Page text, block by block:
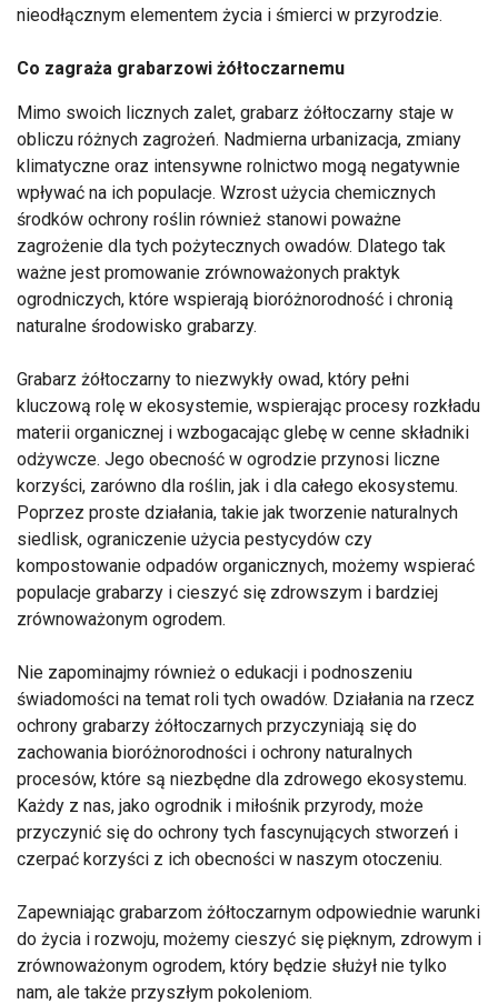
nieodłącznym elementem życia i śmierci w przyrodzie.
Co zagraża grabarzowi żółtoczarnemu
Mimo swoich licznych zalet, grabarz żółtoczarny staje w
obliczu różnych zagrożeń. Nadmierna urbanizacja, zmiany
klimatyczne oraz intensywne rolnictwo mogą negatywnie
wpływać na ich populacje. Wzrost użycia chemicznych
środków ochrony roślin również stanowi poważne
zagrożenie dla tych pożytecznych owadów. Dlatego tak
ważne jest promowanie zrównoważonych praktyk
ogrodniczych, które wspierają bioróżnorodność i chronią
naturalne środowisko grabarzy.
Grabarz żółtoczarny to niezwykły owad, który pełni
kluczową rolę w ekosystemie, wspierając procesy rozkładu
materii organicznej i wzbogacając glebę w cenne składniki
odżywcze. Jego obecność w ogrodzie przynosi liczne
korzyści, zarówno dla roślin, jak i dla całego ekosystemu.
Poprzez proste działania, takie jak tworzenie naturalnych
siedlisk, ograniczenie użycia pestycydów czy
kompostowanie odpadów organicznych, możemy wspierać
populacje grabarzy i cieszyć się zdrowszym i bardziej
zrównoważonym ogrodem.
Nie zapominajmy również o edukacji i podnoszeniu
świadomości na temat roli tych owadów. Działania na rzecz
ochrony grabarzy żółtoczarnych przyczyniają się do
zachowania bioróżnorodności i ochrony naturalnych
procesów, które są niezbędne dla zdrowego ekosystemu.
Każdy z nas, jako ogrodnik i miłośnik przyrody, może
przyczynić się do ochrony tych fascynujących stworzeń i
czerpać korzyści z ich obecności w naszym otoczeniu.
Zapewniając grabarzom żółtoczarnym odpowiednie warunki
do życia i rozwoju, możemy cieszyć się pięknym, zdrowym i
zrównoważonym ogrodem, który będzie służył nie tylko
nam, ale także przyszłym pokoleniom.